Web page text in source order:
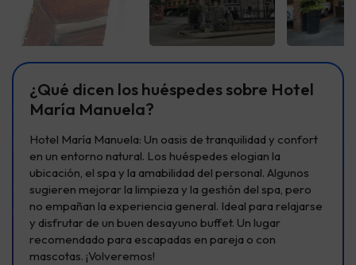
¿Qué dicen los huéspedes sobre Hotel
María Manuela?
Hotel María Manuela: Un oasis de tranquilidad y confort
en un entorno natural. Los huéspedes elogian la
ubicación, el spa y la amabilidad del personal. Algunos
sugieren mejorar la limpieza y la gestión del spa, pero
no empañan la experiencia general. Ideal para relajarse
y disfrutar de un buen desayuno buffet. Un lugar
recomendado para escapadas en pareja o con
mascotas. ¡Volveremos!